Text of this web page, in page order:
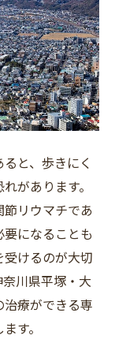
と、歩きにく
があります。
リウマチであ
になることも
けるのが大切
川県平塚・大
療ができる専
す。